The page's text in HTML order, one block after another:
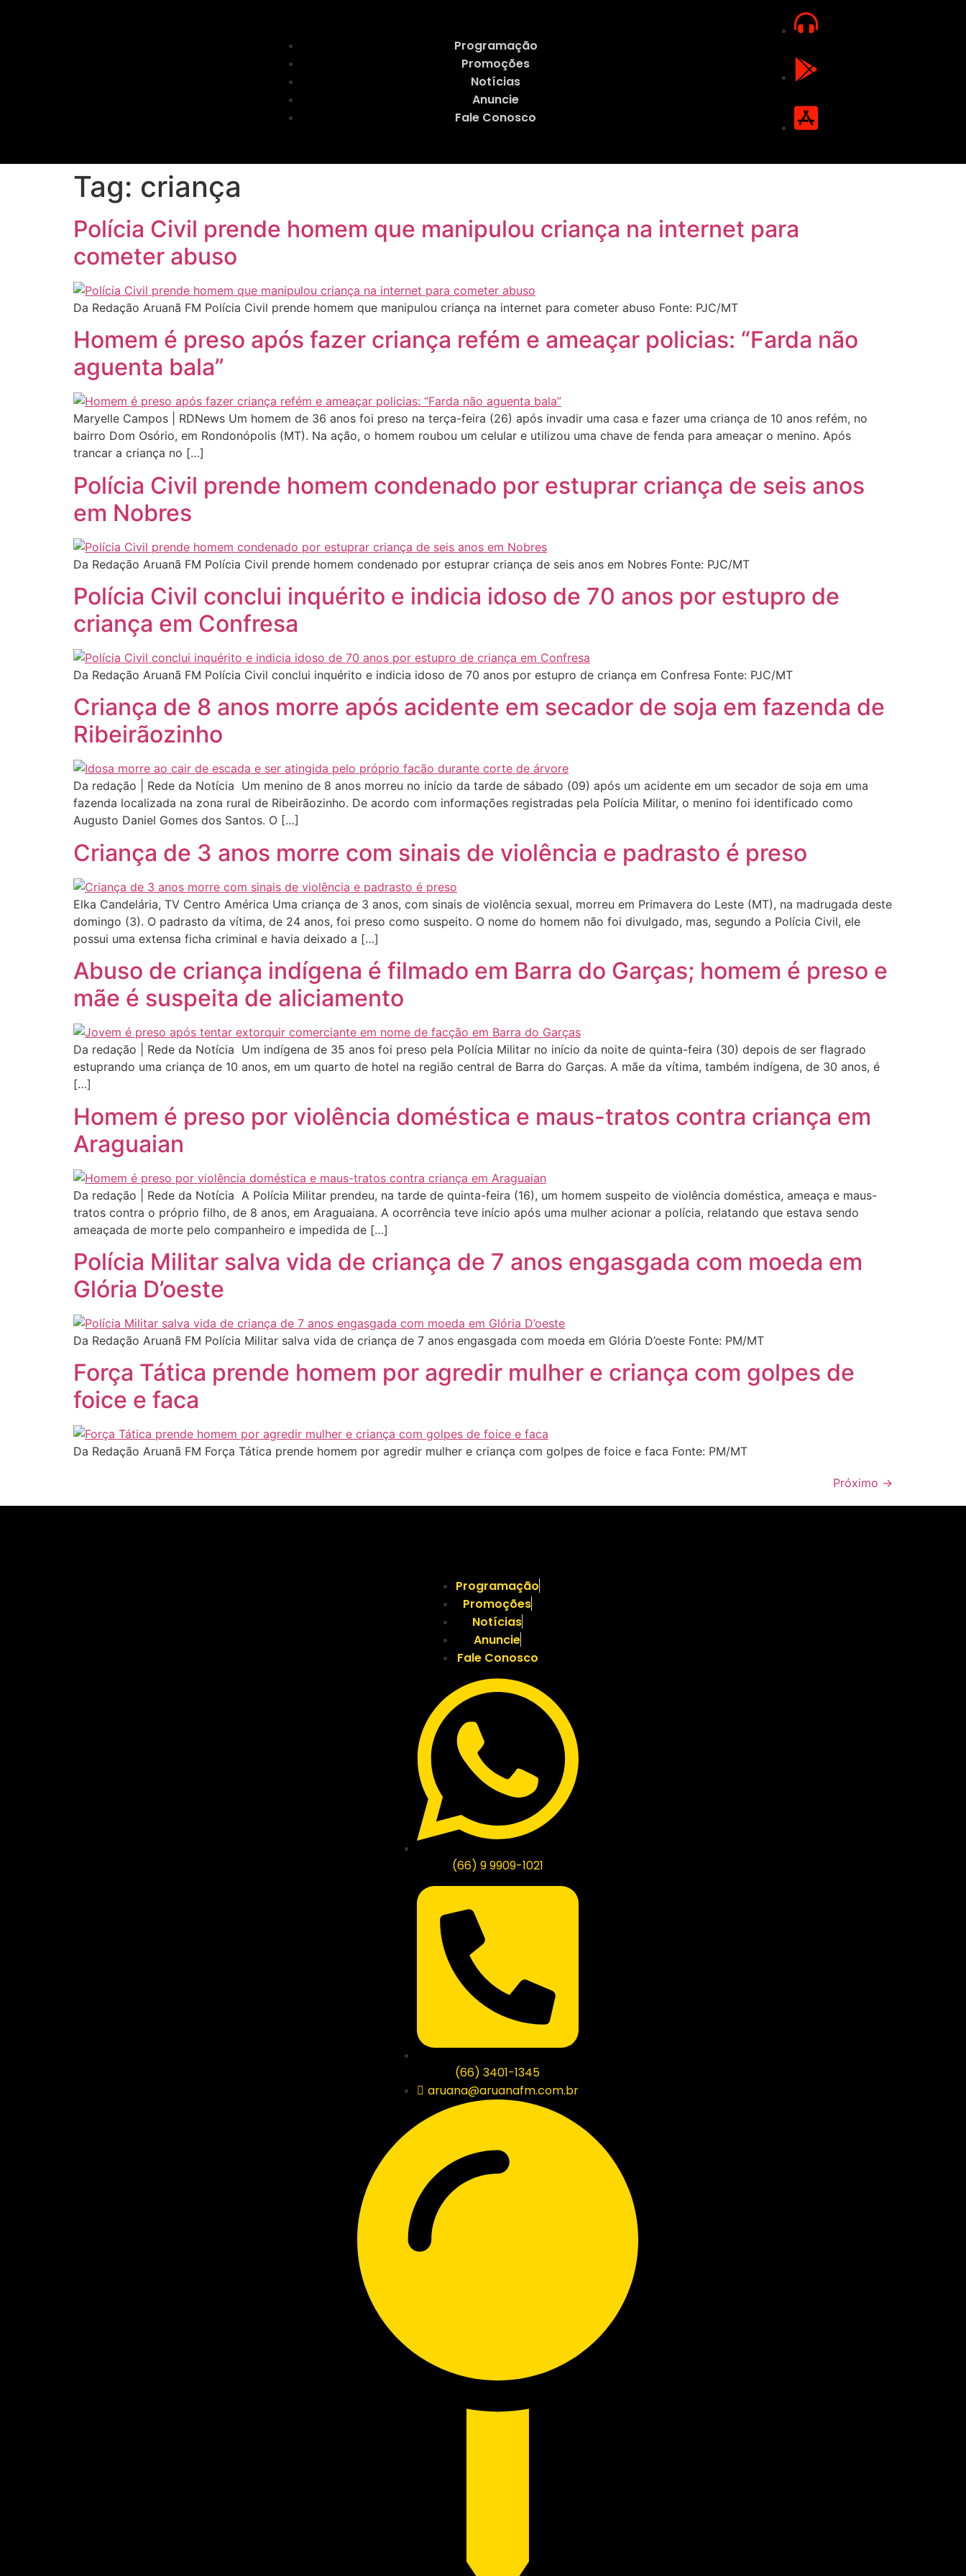
Programação
Promoções
Notícias
Anuncie
Fale Conosco
Tag: criança
Polícia Civil prende homem que manipulou criança na internet para
cometer abuso
Da Redação Aruanã FM Polícia Civil prende homem que manipulou criança na internet para cometer abuso Fonte: PJC/MT
Homem é preso após fazer criança refém e ameaçar policias: “Farda não
aguenta bala”
Maryelle Campos | RDNews Um homem de 36 anos foi preso na terça-feira (26) após invadir uma casa e fazer uma criança de 10 anos refém, no
bairro Dom Osório, em Rondonópolis (MT). Na ação, o homem roubou um celular e utilizou uma chave de fenda para ameaçar o menino. Após
trancar a criança no […]
Polícia Civil prende homem condenado por estuprar criança de seis anos
em Nobres
Da Redação Aruanã FM Polícia Civil prende homem condenado por estuprar criança de seis anos em Nobres Fonte: PJC/MT
Polícia Civil conclui inquérito e indicia idoso de 70 anos por estupro de
criança em Confresa
Da Redação Aruanã FM Polícia Civil conclui inquérito e indicia idoso de 70 anos por estupro de criança em Confresa Fonte: PJC/MT
Criança de 8 anos morre após acidente em secador de soja em fazenda de
Ribeirãozinho
Da redação | Rede da Notícia Um menino de 8 anos morreu no início da tarde de sábado (09) após um acidente em um secador de soja em uma
fazenda localizada na zona rural de Ribeirãozinho. De acordo com informações registradas pela Polícia Militar, o menino foi identificado como
Augusto Daniel Gomes dos Santos. O […]
Criança de 3 anos morre com sinais de violência e padrasto é preso
Elka Candelária, TV Centro América Uma criança de 3 anos, com sinais de violência sexual, morreu em Primavera do Leste (MT), na madrugada deste
domingo (3). O padrasto da vítima, de 24 anos, foi preso como suspeito. O nome do homem não foi divulgado, mas, segundo a Polícia Civil, ele
possui uma extensa ficha criminal e havia deixado a […]
Abuso de criança indígena é filmado em Barra do Garças; homem é preso e
mãe é suspeita de aliciamento
Da redação | Rede da Notícia Um indígena de 35 anos foi preso pela Polícia Militar no início da noite de quinta-feira (30) depois de ser flagrado
estuprando uma criança de 10 anos, em um quarto de hotel na região central de Barra do Garças. A mãe da vítima, também indígena, de 30 anos, é
[…]
Homem é preso por violência doméstica e maus-tratos contra criança em
Araguaian
Da redação | Rede da Notícia A Polícia Militar prendeu, na tarde de quinta-feira (16), um homem suspeito de violência doméstica, ameaça e maus-
tratos contra o próprio filho, de 8 anos, em Araguaiana. A ocorrência teve início após uma mulher acionar a polícia, relatando que estava sendo
ameaçada de morte pelo companheiro e impedida de […]
Polícia Militar salva vida de criança de 7 anos engasgada com moeda em
Glória D’oeste
Da Redação Aruanã FM Polícia Militar salva vida de criança de 7 anos engasgada com moeda em Glória D’oeste Fonte: PM/MT
Força Tática prende homem por agredir mulher e criança com golpes de
foice e faca
Da Redação Aruanã FM Força Tática prende homem por agredir mulher e criança com golpes de foice e faca Fonte: PM/MT
Próximo →
Programação
Promoções
Notícias
Anuncie
Fale Conosco
(66) 9 9909-1021
(66) 3401-1345
aruana@aruanafm.com.br